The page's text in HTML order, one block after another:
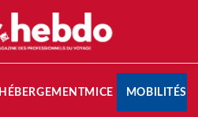
HÉBERGEMENTMICE MOBILITÉS